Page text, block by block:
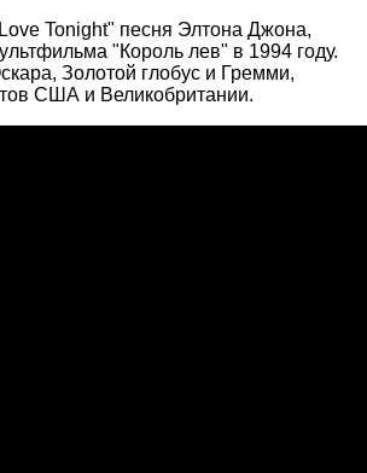
Tonight" песня Элтона Джона,
"Король лев" в 1994 году.
Золотой глобус и Гремми,
США и Великобритании.